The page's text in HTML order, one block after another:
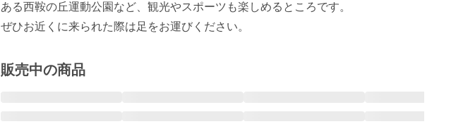
ある西鞍の丘運動公園など、観光やスポーツも楽しめるところです。
ぜひお近くに来られた際は足をお運びください。
販売中の商品